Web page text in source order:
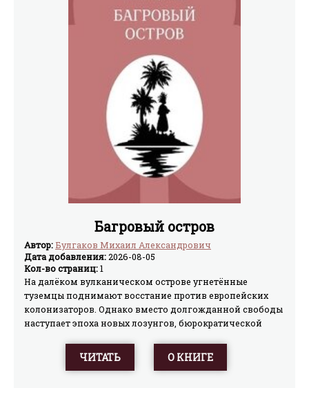
Багровый остров
Автор:Булгаков Михаил Александрович
Дата добавления:2026-08-05
Кол-во страниц:1
На далёком вулканическом острове угнетённые
туземцы поднимают восстание против европейских
колонизаторов. Однако вместо долгожданной свободы
наступает эпоха новых лозунгов, бюрократической
которой экзотический бунт превращается в гротескное
зеркало революционных мифов, театральной цензуры и
ЧИТАТЬ О КНИГЕ